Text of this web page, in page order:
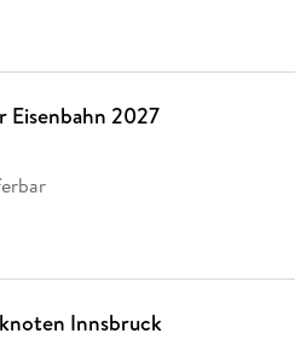
Eisenbahn 2027
Innsbruck